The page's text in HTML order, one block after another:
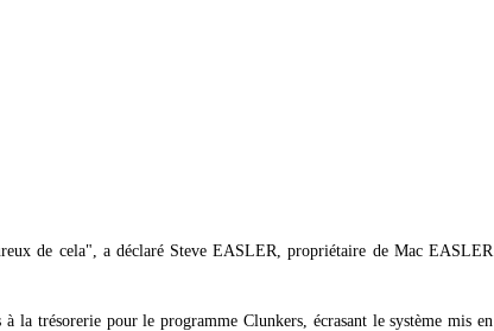
de cela", a déclaré Steve EASLER, propriétaire de Mac EASLER
la trésorerie pour le programme Clunkers, écrasant le système mis en